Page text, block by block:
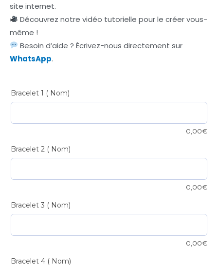
site internet.
Découvrez notre vidéo tutorielle pour le créer vous-
même !
Besoin d’aide ? Écrivez-nous directement sur
WhatsApp.
Bracelet 1 ( Nom)
0,00€
Bracelet 2 ( Nom)
0,00€
Bracelet 3 ( Nom)
0,00€
Bracelet 4 ( Nom)
Simple
bracelet
noir